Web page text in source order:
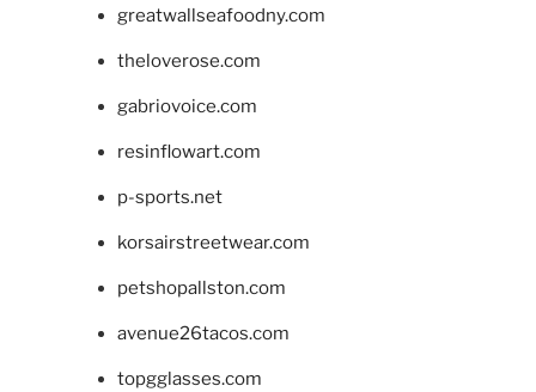
greatwallseafoodny.com
theloverose.com
gabriovoice.com
resinflowart.com
p-sports.net
korsairstreetwear.com
petshopallston.com
avenue26tacos.com
topgglasses.com